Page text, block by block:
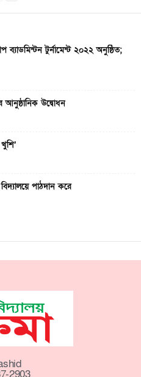
টুর্নামেন্ট ২০২২ অনুষ্ঠিত;
আনুষ্ঠানিক উদ্বোধন
পাঠদান করে